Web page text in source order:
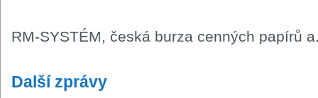
RM-SYSTÉM, česká burza cenných papírů
Další zprávy